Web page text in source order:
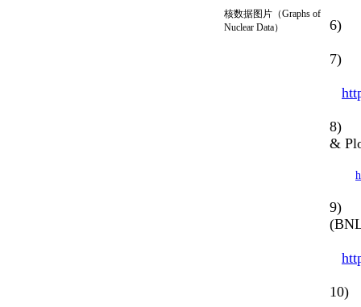
核数据图片（Graphs of
Nuclear Data） 6)
7)
8)
&
9)
10)